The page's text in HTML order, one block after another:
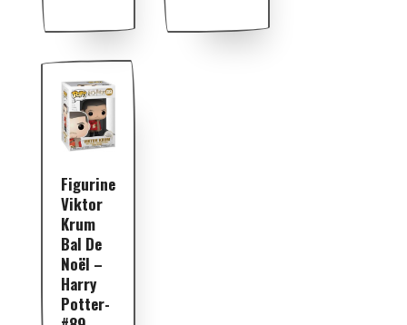
Figurine
Viktor
Krum
Bal De
Noël –
Harry
Potter-